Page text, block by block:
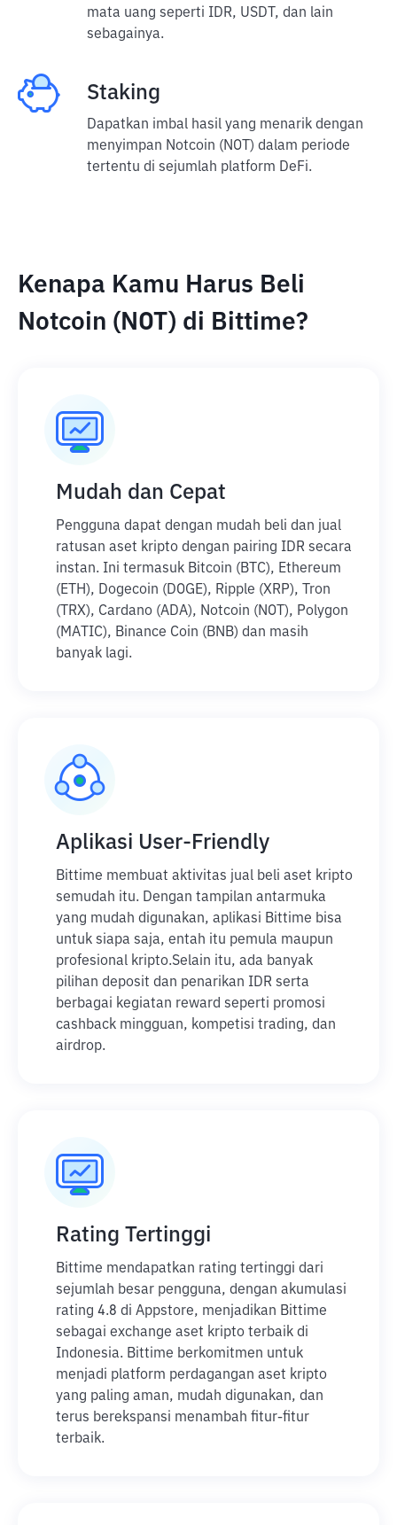
mata uang seperti IDR, USDT, dan lain
sebagainya.
Staking
Dapatkan imbal hasil yang menarik dengan
menyimpan Notcoin (NOT) dalam periode
tertentu di sejumlah platform DeFi.
Kenapa Kamu Harus Beli
Notcoin (NOT) di Bittime?
Mudah dan Cepat
Pengguna dapat dengan mudah beli dan jual
ratusan aset kripto dengan pairing IDR secara
instan. Ini termasuk Bitcoin (BTC), Ethereum
(ETH), Dogecoin (DOGE), Ripple (XRP), Tron
(TRX), Cardano (ADA), Notcoin (NOT), Polygon
(MATIC), Binance Coin (BNB) dan masih
banyak lagi.
Aplikasi User-Friendly
Bittime membuat aktivitas jual beli aset kripto
semudah itu. Dengan tampilan antarmuka
yang mudah digunakan, aplikasi Bittime bisa
untuk siapa saja, entah itu pemula maupun
profesional kripto.Selain itu, ada banyak
pilihan deposit dan penarikan IDR serta
berbagai kegiatan reward seperti promosi
cashback mingguan, kompetisi trading, dan
airdrop.
Rating Tertinggi
Bittime mendapatkan rating tertinggi dari
sejumlah besar pengguna, dengan akumulasi
rating 4.8 di Appstore, menjadikan Bittime
sebagai exchange aset kripto terbaik di
Indonesia. Bittime berkomitmen untuk
menjadi platform perdagangan aset kripto
yang paling aman, mudah digunakan, dan
terus berekspansi menambah fitur-fitur
terbaik.